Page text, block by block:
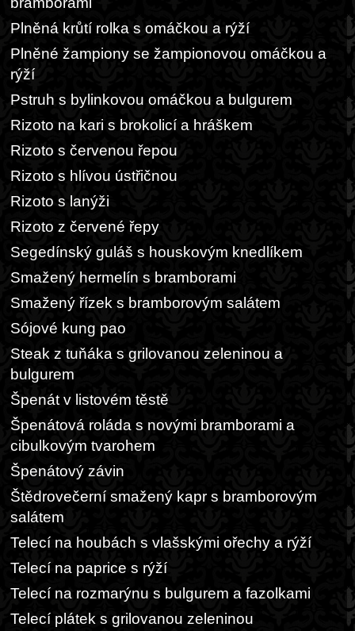
Plněná krůtí rolka s omáčkou a rýží
Plněné žampiony se žampionovou omáčkou a
rýží
Pstruh s bylinkovou omáčkou a bulgurem
Rizoto na kari s brokolicí a hráškem
Rizoto s červenou řepou
Rizoto s hlívou ústřičnou
Rizoto s lanýži
Rizoto z červené řepy
Segedínský guláš s houskovým knedlíkem
Smažený hermelín s bramborami
Smažený řízek s bramborovým salátem
Sójové kung pao
Steak z tuňáka s grilovanou zeleninou a
bulgurem
Špenát v listovém těstě
Špenátová roláda s novými bramborami a
cibulkovým tvarohem
Špenátový závin
Štědrovečerní smažený kapr s bramborovým
salátem
Telecí na houbách s vlašskými ořechy a rýží
Telecí na paprice s rýží
Telecí na rozmarýnu s bulgurem a fazolkami
Telecí plátek s grilovanou zeleninou